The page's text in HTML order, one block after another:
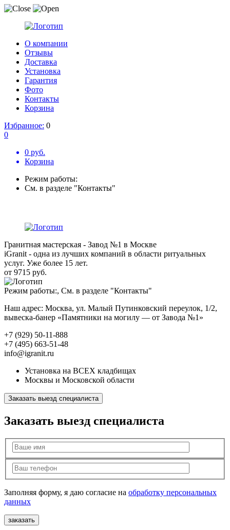
О компании
Отзывы
Доставка
Установка
Гарантия
Фото
Контакты
Корзина
Избранное: 0
0
0 руб.
Корзина
Режим работы:
См. в разделе "Контакты"
Гранитная мастерская - Завод №1 в Москве
iGranit - одна из лучших компаний в области ритуальных
услуг. Уже более 15 лет.
от 9715 руб.
Режим работы:, См. в разделе "Контакты"
Наш адрес: Москва, ул. Малый Путинковский переулок, 1/2,
вывеска-банер «Памятники на могилу — от Завода №1»
+7 (929) 50-11-888
+7 (495) 663-51-48
info@igranit.ru
Установка на ВСЕХ кладбищах
Москвы и Московской области
Заказать выезд специалиста
Заказать выезд специалиста
Заполняя форму, я даю согласие на обработку персональных
данных